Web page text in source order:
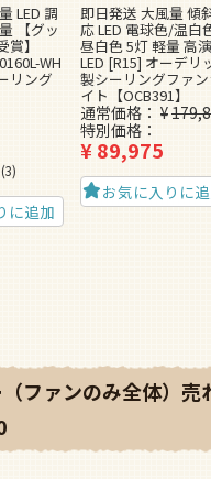
LED 調
【グッ
賞】
WH
リング
3
に追加
即日発送 大風量 傾
応 LED 電球色/温白
昼白色 5灯 軽量 高
LED [R15] オーデリ
製シーリングファン
イト【OCB391】
通常価格 ¥
特別価格
¥89,975
お気に入りに
ファンのみ全体）売